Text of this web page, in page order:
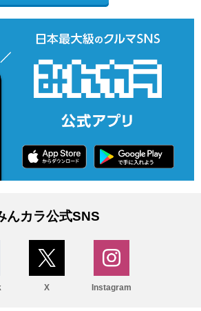
んカラ公式SNS
X Instagram